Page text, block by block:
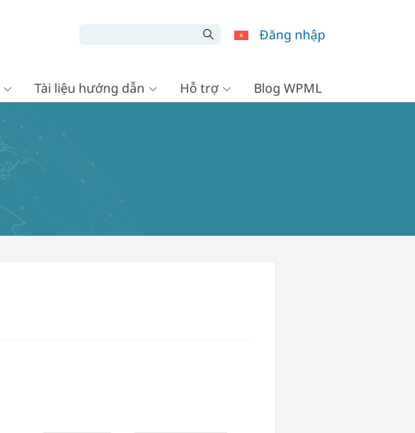
Đăng nhập
Tài liệu hướng dẫn Hỗ trợ Blog WPML